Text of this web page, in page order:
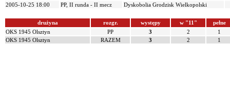
2005-10-25 18:00
PP, II runda - II mecz Dyskobolia Grodzisk Wielkopolski
drużyna rozgr. występy w "11"
pełne
OKS 1945 Olsztyn
PP 3 2
1
OKS 1945 Olsztyn
RAZEM 3 2 1